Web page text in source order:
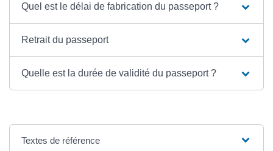
Quel est le délai de fabrication du passeport ?
Retrait du passeport
Quelle est la durée de validité du passeport ?
Textes de référence